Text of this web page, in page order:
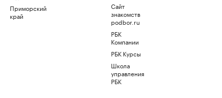
Приморский
край
Сайт
знакомств
podbor.ru
РБК
Компании
РБК Курсы
Школа
управления
РБК